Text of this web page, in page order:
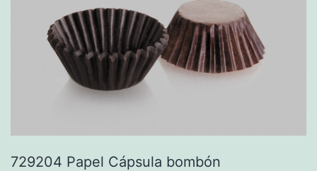
729204 Papel Cápsula bombón